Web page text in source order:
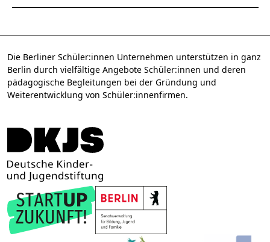
Die Berliner Schüler:innen Unternehmen unterstützen in ganz
Berlin durch vielfältige Angebote Schüler:innen und deren
pädagogische Begleitungen bei der Gründung und
Weiterentwicklung von Schüler:innenfirmen.